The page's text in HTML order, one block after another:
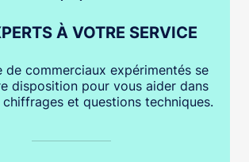
À VOTRE SERVICE
de commerciaux expérimentés se
disposition pour vous aider dans
et questions techniques.